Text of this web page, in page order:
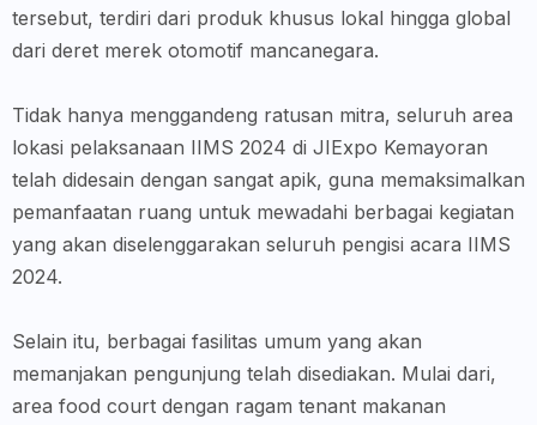
tersebut, terdiri dari produk khusus lokal hingga global
dari deret merek otomotif mancanegara.
Tidak hanya menggandeng ratusan mitra, seluruh area
lokasi pelaksanaan IIMS 2024 di JIExpo Kemayoran
telah didesain dengan sangat apik, guna memaksimalkan
pemanfaatan ruang untuk mewadahi berbagai kegiatan
yang akan diselenggarakan seluruh pengisi acara IIMS
2024.
Selain itu, berbagai fasilitas umum yang akan
memanjakan pengunjung telah disediakan. Mulai dari,
area food court dengan ragam tenant makanan